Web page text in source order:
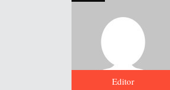
Editor